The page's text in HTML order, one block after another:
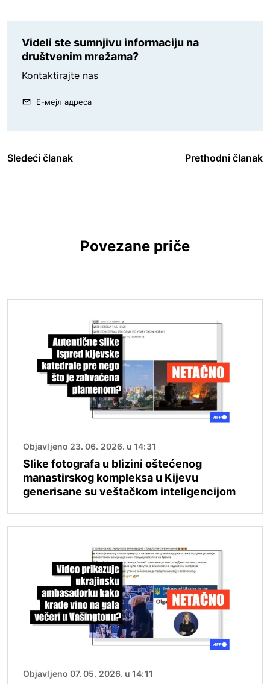
Videli ste sumnjivu informaciju na
društvenim mrežama?
Kontaktirajte nas
Е-мејл адреса
Sledeći članak Prethodni članak
Povezane priče
Objavljeno 23. 06. 2026. u 14:31
Slike fotografa u blizini oštećenog
manastirskog kompleksa u Kijevu
generisane su veštačkom inteligencijom
Objavljeno 07. 05. 2026. u 14:11